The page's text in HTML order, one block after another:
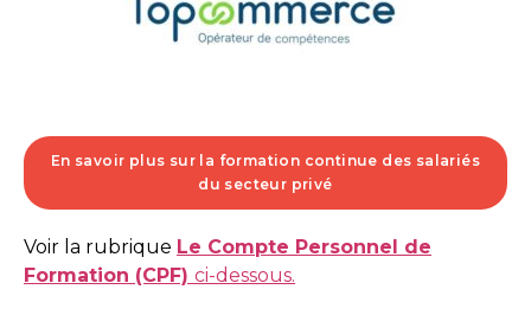
En savoir plus sur la formation continue des salariés
du secteur privé
Voir la rubrique Le Compte Personnel de
Formation (CPF) ci-dessous.